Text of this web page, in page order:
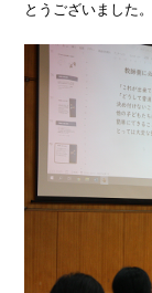
とうございました。